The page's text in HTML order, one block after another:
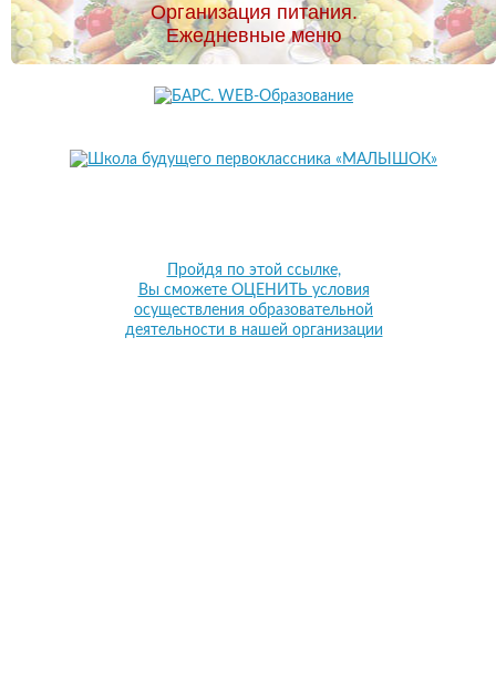
Организация питания.
Ежедневные меню
Пройдя по этой ссылке,
Вы сможете ОЦЕНИТЬ условия
осуществления образовательной
деятельности в нашей организации